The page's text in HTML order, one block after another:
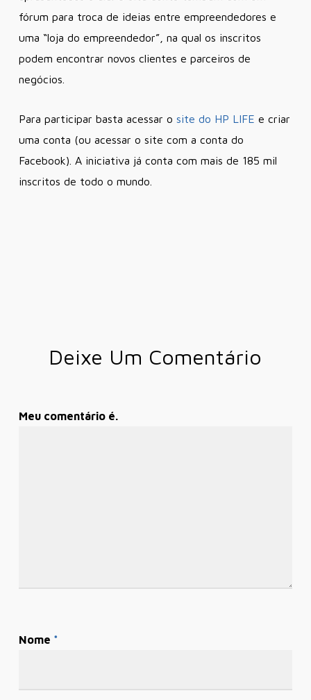
fórum para troca de ideias entre empreendedores e
uma “loja do empreendedor”, na qual os inscritos
podem encontrar novos clientes e parceiros de
negócios.
Para participar basta acessar o site do HP LIFE e criar
uma conta (ou acessar o site com a conta do
Facebook). A iniciativa já conta com mais de 185 mil
inscritos de todo o mundo.
Deixe Um Comentário
Meu comentário é.
Nome *